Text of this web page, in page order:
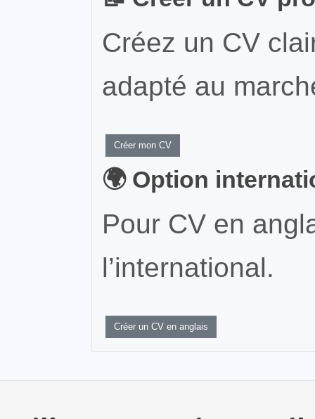
Créez un CV
adapté au
Créer mon CV
🌍 Option
Pour CV en
l’international.
Créer un CV en anglais